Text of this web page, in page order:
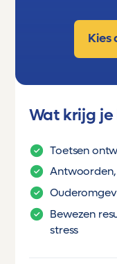
Kies
Wat krijg
Toetsen
Bewezen
stress